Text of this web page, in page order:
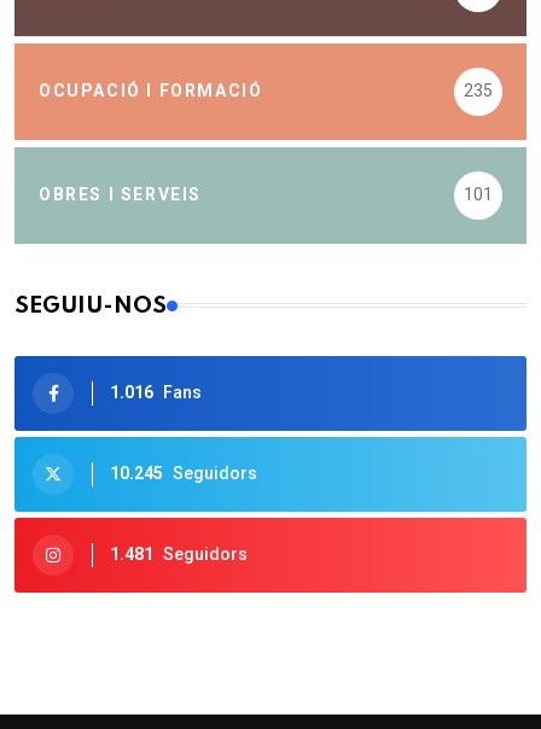
OCUPACIÓ I FORMACIÓ 235
OBRES I SERVEIS 101
SEGUIU-NOS
1.016 Fans
10.245 Seguidors
1.481 Seguidors